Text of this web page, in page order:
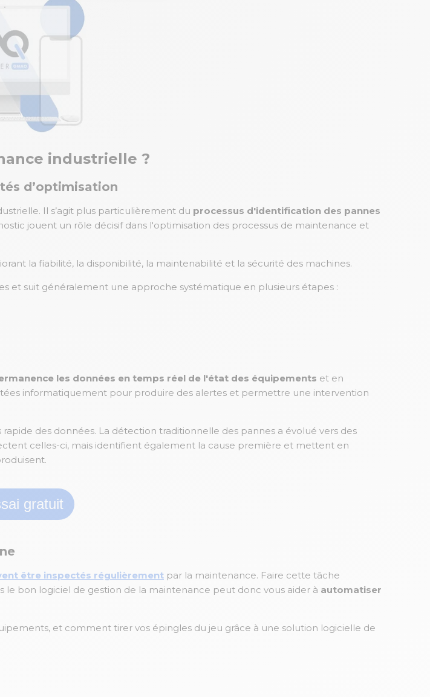
industrielle ?
d’optimisation
Il s’agit plus particulièrement du processus d'identification des pannes
jouent un rôle décisif dans l'optimisation des processus de maintenance et
la fiabilité, la disponibilité, la maintenabilité et la sécurité des machines.
et suit généralement une approche systématique en plusieurs étapes :
les données en temps réel de l'état des équipements et en
informatiquement pour produire des alertes et permettre une intervention
des données. La détection traditionnelle des pannes a évolué vers des
celles-ci, mais identifient également la cause première et mettent en
gratuit
être inspectés régulièrement par la maintenance. Faire cette tâche
bon logiciel de gestion de la maintenance peut donc vous aider à automatiser
et comment tirer vos épingles du jeu grâce à une solution logicielle de